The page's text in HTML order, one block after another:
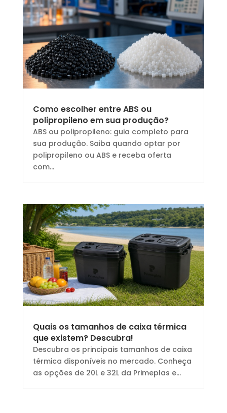
Como escolher entre ABS ou
polipropileno em sua produção?
ABS ou polipropileno: guia completo para
sua produção. Saiba quando optar por
polipropileno ou ABS e receba oferta
com...
Quais os tamanhos de caixa térmica
que existem? Descubra!
Descubra os principais tamanhos de caixa
térmica disponíveis no mercado. Conheça
as opções de 20L e 32L da Primeplas e...